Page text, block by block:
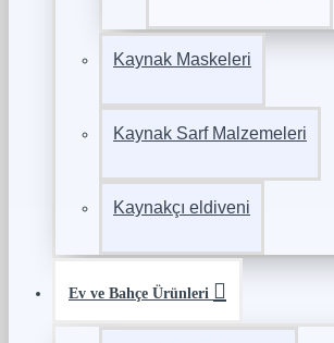
Kaynak Maskeleri
Kaynak Sarf Malzemeleri
Kaynakçı eldiveni
Ev ve Bahçe Ürünleri